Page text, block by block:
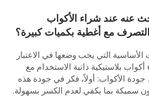
عنه عند شراء الأكواب
التصرف مع أغطية بكميات كبيرة؟
الأساسية التي يجب وضعها في الاعتبار
بلاستيكية ذاتية الاستخدام مع
جودة الأكواب: أولاً، فكر في جودة هذه
سميكة بما يكفي لعدم الكسر بسهولة.